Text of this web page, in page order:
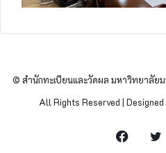
© สำนักทะเบียนและวัดผล มหาวิทยาลั
All Rights Reserved | Designed